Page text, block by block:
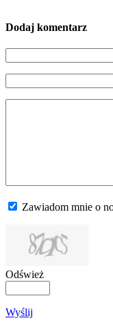
Dodaj komentarz
Zawiadom mnie o
Odśwież
Wyślij